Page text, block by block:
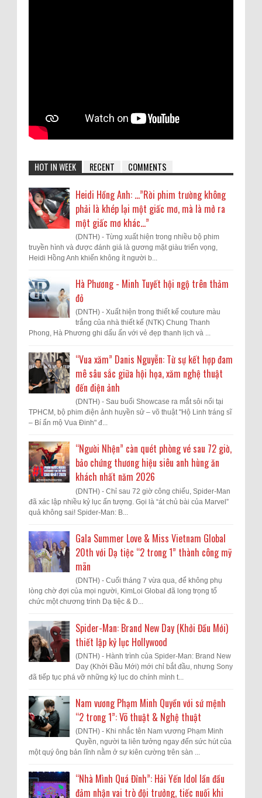
HOT IN WEEK RECENT COMMENTS
Heidi Hồng Anh: …”Rời phim trường không
phải là khép lại một giấc mơ, mà là mở ra
một giấc mơ khác...”
(DNTH) - Từng xuất hiện trong nhiều bộ phim
truyền hình và được đánh giá là gương mặt giàu triển vọng,
Heidi Hồng Anh khiến không ít người b...
Hà Phương - Minh Tuyết hội ngộ trên thảm
đỏ
(DNTH) - Xuất hiện trong thiết kế couture màu
trắng của nhà thiết kế (NTK) Chung Thanh
Phong, Hà Phương ghi dấu ấn với vẻ đẹp thanh lịch và ...
“Vua xăm” Danis Nguyễn: Từ sự kết hợp đam
mê sâu sắc giữa hội họa, xăm nghệ thuật
đến điện ảnh
(DNTH) - Sau buổi Showcase ra mắt sôi nổi tại
TPHCM, bộ phim điện ảnh huyền sử – võ thuật "Hộ Linh tráng sĩ
– Bí ẩn mộ Vua Đinh" đ...
“Người Nhện” càn quét phòng vé sau 72 giờ,
bảo chứng thương hiệu siêu anh hùng ăn
khách nhất năm 2026
(DNTH) - Chỉ sau 72 giờ công chiếu, Spider-Man
đã xác lập nhiều kỷ lục ấn tượng. Gọi là “át chủ bài của Marvel”
quả không sai! Spider-Man: B...
Gala Summer Love & Miss Vietnam Global
20th với Dạ tiệc “2 trong 1” thành công mỹ
mãn
(DNTH) - Cuối tháng 7 vừa qua, để không phụ
lòng chờ đợi của mọi người, KimLoi Global đã long trọng tổ
chức một chương trình Dạ tiệc & D...
Spider-Man: Brand New Day (Khởi Đầu Mới)
thiết lập kỷ lục Hollywood
(DNTH) - Hành trình của Spider-Man: Brand New
Day (Khởi Đầu Mới) mới chỉ bắt đầu, nhưng Sony
đã tiếp tục phá vỡ những kỷ lục do chính mình t...
Nam vương Phạm Minh Quyền với sứ mệnh
“2 trong 1”: Võ thuật & Nghệ thuật
(DNTH) - Khi nhắc tên Nam vương Phạm Minh
Quyền, người ta liên tưởng ngay đến sức hút của
một quý ông bản lĩnh nằm ở sự kiên cường trên sàn ...
“Nhà Mình Quá Đỉnh”: Hải Yến Idol lần đầu
đảm nhận vai trò đội trưởng, tiếc nuối khi